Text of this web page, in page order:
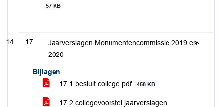
57 KB
17
Jaarverslagen Monumentencommissie 2019 en
2020
Bijlagen
17.1 besluit college.pdf
458 KB
17.2 collegevoorstel jaarverslagen